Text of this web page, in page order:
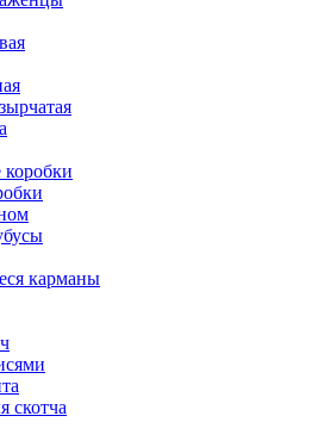
карманы
скотча